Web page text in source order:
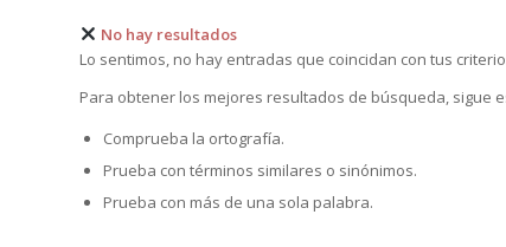
No hay resultados
Lo sentimos, no hay entradas que coincidan con tus
Para obtener los mejores resultados de búsqueda, sigue
Comprueba la ortografía.
Prueba con términos similares o sinónimos.
Prueba con más de una sola palabra.